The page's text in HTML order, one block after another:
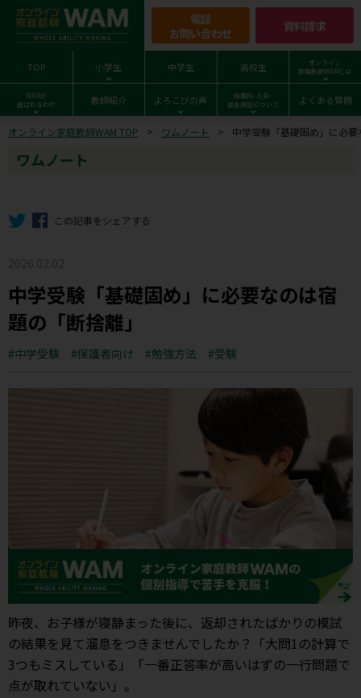
電話
お問い合わせ
資料請求
TOP 小学生 中学生 高校生
オンライン
家庭教師WAMとは
WAMが
選ばれるわけ
教師紹介 よろこびの声
授業料･入会･
返金保証について
よくある質問
オンライン家庭教師WAM TOP ワムノート 中学受験「基礎固め」に必
ワムノート
この記事をシェアする
中学受験「基礎固め」に必要なのは宿
題の「断捨離」
中学受験 保護者向け 勉強方法 受験
昨夜、お子様が寝静まった後に、返却されたばかりの模試
の結果を見て溜息をつきませんでしたか？「大問1の計算で
3つもミスしている」「一番正答率が高いはずの一行問題で
点が取れていない」。